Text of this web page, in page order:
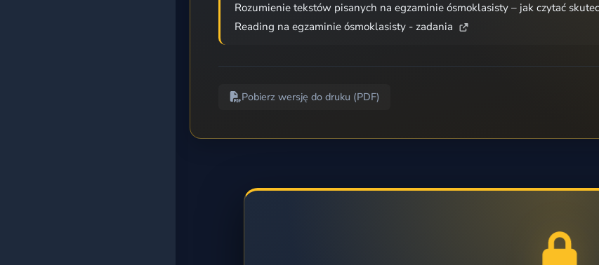
Rozumienie tekstów pisanych na egzaminie ósmoklasisty – jak czytać
Reading na egzaminie ósmoklasisty - zadania
Pobierz wersję do druku (PDF)